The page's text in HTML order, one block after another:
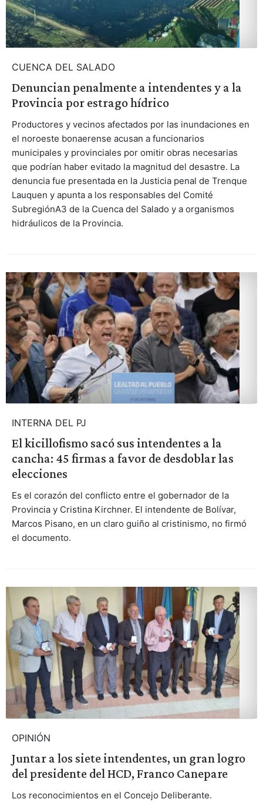
CUENCA DEL SALADO
Denuncian penalmente a intendentes y a la
Provincia por estrago hídrico
Productores y vecinos afectados por las inundaciones en
el noroeste bonaerense acusan a funcionarios
municipales y provinciales por omitir obras necesarias
que podrían haber evitado la magnitud del desastre. La
denuncia fue presentada en la Justicia penal de Trenque
Lauquen y apunta a los responsables del Comité
SubregiónA3 de la Cuenca del Salado y a organismos
hidráulicos de la Provincia.
INTERNA DEL PJ
El kicillofismo sacó sus intendentes a la
cancha: 45 firmas a favor de desdoblar las
elecciones
Es el corazón del conflicto entre el gobernador de la
Provincia y Cristina Kirchner. El intendente de Bolívar,
Marcos Pisano, en un claro guiño al cristinismo, no firmó
el documento.
OPINIÓN
Juntar a los siete intendentes, un gran logro
del presidente del HCD, Franco Canepare
Los reconocimientos en el Concejo Deliberante.